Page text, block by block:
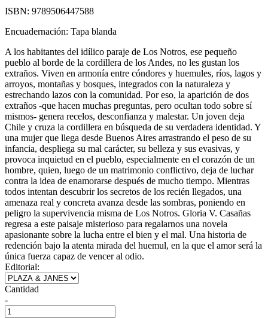
ISBN: 9789506447588
Encuadernación: Tapa blanda
A los habitantes del idílico paraje de Los Notros, ese pequeño
pueblo al borde de la cordillera de los Andes, no les gustan los
extraños. Viven en armonía entre cóndores y huemules, ríos, lagos y
arroyos, montañas y bosques, integrados con la naturaleza y
estrechando lazos con la comunidad. Por eso, la aparición de dos
extraños -que hacen muchas preguntas, pero ocultan todo sobre sí
mismos- genera recelos, desconfianza y malestar. Un joven deja
Chile y cruza la cordillera en búsqueda de su verdadera identidad. Y
una mujer que llega desde Buenos Aires arrastrando el peso de su
infancia, despliega su mal carácter, su belleza y sus evasivas, y
provoca inquietud en el pueblo, especialmente en el corazón de un
hombre, quien, luego de un matrimonio conflictivo, deja de luchar
contra la idea de enamorarse después de mucho tiempo. Mientras
todos intentan descubrir los secretos de los recién llegados, una
amenaza real y concreta avanza desde las sombras, poniendo en
peligro la supervivencia misma de Los Notros. Gloria V. Casañas
regresa a este paisaje misterioso para regalarnos una novela
apasionante sobre la lucha entre el bien y el mal. Una historia de
redención bajo la atenta mirada del huemul, en la que el amor será la
única fuerza capaz de vencer al odio.
Editorial:
Cantidad
-